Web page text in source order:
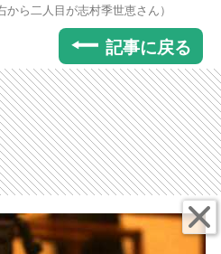
ら二人目が志村季世恵さん）
記事に戻る